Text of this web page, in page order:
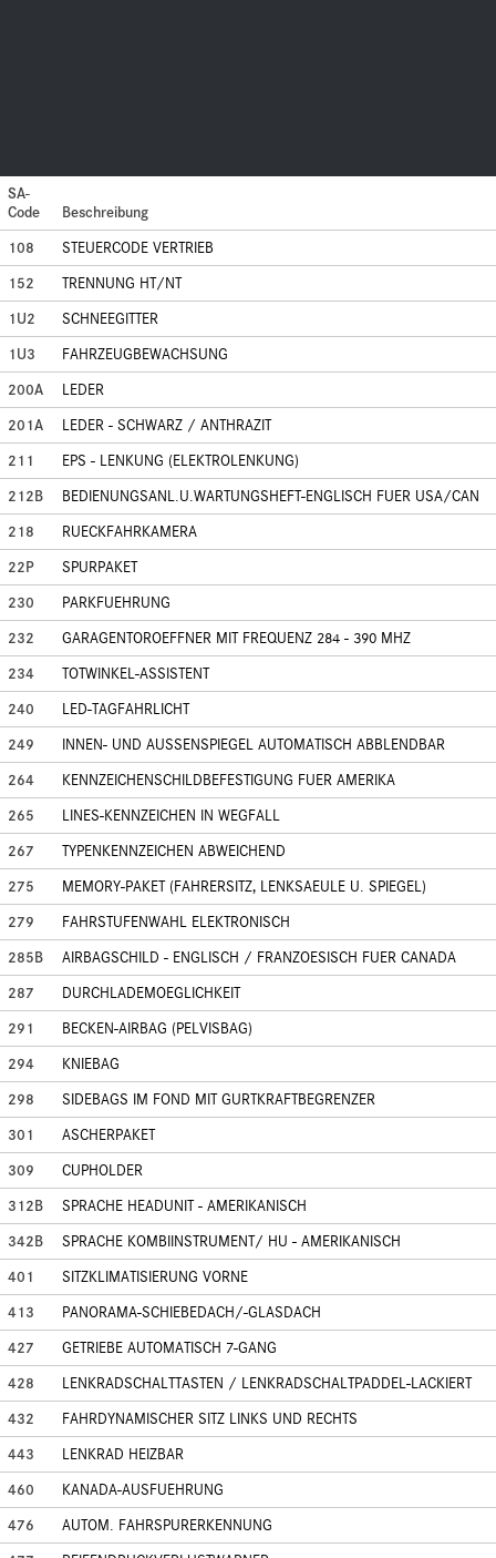
SA-
Code
Beschreibung
108
STEUERCODE VERTRIEB
152
TRENNUNG HT/NT
1U2
SCHNEEGITTER
1U3
FAHRZEUGBEWACHSUNG
200A
LEDER
201A
LEDER - SCHWARZ / ANTHRAZIT
211
EPS - LENKUNG (ELEKTROLENKUNG)
212B
BEDIENUNGSANL.U.WARTUNGSHEFT-ENGLISCH FUER USA/CAN
218
RUECKFAHRKAMERA
22P
SPURPAKET
230
PARKFUEHRUNG
232
GARAGENTOROEFFNER MIT FREQUENZ 284 - 390 MHZ
234
TOTWINKEL-ASSISTENT
240
LED-TAGFAHRLICHT
249
INNEN- UND AUSSENSPIEGEL AUTOMATISCH ABBLENDBAR
264
KENNZEICHENSCHILDBEFESTIGUNG FUER AMERIKA
265
LINES-KENNZEICHEN IN WEGFALL
267
TYPENKENNZEICHEN ABWEICHEND
275
MEMORY-PAKET (FAHRERSITZ, LENKSAEULE U. SPIEGEL)
279
FAHRSTUFENWAHL ELEKTRONISCH
285B
AIRBAGSCHILD - ENGLISCH / FRANZOESISCH FUER CANADA
287
DURCHLADEMOEGLICHKEIT
291
BECKEN-AIRBAG (PELVISBAG)
294
KNIEBAG
298
SIDEBAGS IM FOND MIT GURTKRAFTBEGRENZER
301
ASCHERPAKET
309
CUPHOLDER
312B
SPRACHE HEADUNIT - AMERIKANISCH
342B
SPRACHE KOMBIINSTRUMENT/ HU - AMERIKANISCH
401
SITZKLIMATISIERUNG VORNE
413
PANORAMA-SCHIEBEDACH/-GLASDACH
427
GETRIEBE AUTOMATISCH 7-GANG
428
LENKRADSCHALTTASTEN / LENKRADSCHALTPADDEL-LACKIERT
432
FAHRDYNAMISCHER SITZ LINKS UND RECHTS
443
LENKRAD HEIZBAR
460
KANADA-AUSFUEHRUNG
476
AUTOM. FAHRSPURERKENNUNG